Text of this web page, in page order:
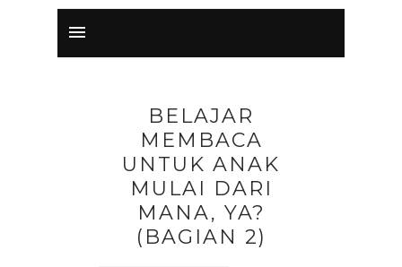
BELAJAR
MEMBACA
UNTUK ANAK
MULAI DARI
MANA, YA?
(BAGIAN 2)